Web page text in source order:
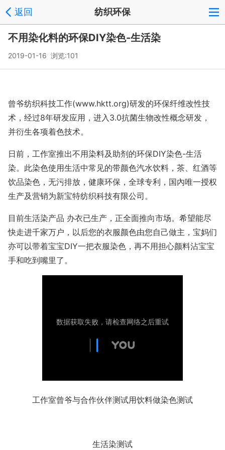
返回 纺织环保
不用染化料的环保DIY染色-生活染
2019-01-16 浏览:101
曾爷纺织科技工作(www.hktt.org)研发的环保纤维改性技
术，经过8年研发应用，进入3.0抗菌生物改性概念研发，
并衍生各项着色技术。
日前，工作室推出不用染料及助剂的环保DIY染色-生活
染。此染色使用生活中常见的带颜色汽水饮料，茶、红酒等
饮品染色，无污排放，健康环保，全球专利，国內唯一授权
生产及营销为新宝特纺织科技有限公司。
目前生活染产品 办衣已生产，正全面推向市场。希望能尽
快走进千家万户，以后您的衣服颜色由您自己做主，宝妈们
亦可以带着宝宝DIY一把衣服染色，再不用担心颜料沾宝宝
手和吃到嘴里了。
工作室曾爷与合作伙伴测试用饮料做染色测试
生活染测试